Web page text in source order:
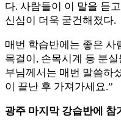
다. 사람들이 이 말을 듣
신심이 더욱 굳건해졌다.
매번 학습반에는 좋은 사
목걸이, 손목시계 등 분
부님께서는 매번 말씀하
이 끝난 후 가져가세요.”
광주 마지막 강습반에 참